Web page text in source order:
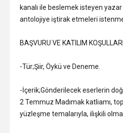
kanalı ile beslemek isteyen
antolojiye iştirak etmeleri
BAŞVURU VE KATILIM
-Tür;Şiir, Öykü ve Deneme.
-İçerik;Gönderilecek eserlerin
2 Temmuz Madımak katliamı,
yüzleşme temalarıyla, ilişkili